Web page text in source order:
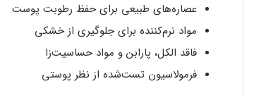
عصاره‌های طبیعی برای حفظ رطوبت پوست
مواد نرم‌کننده برای جلوگیری از خشکی
فاقد الکل، پارابن و مواد حساسیت‌زا
فرمولاسیون تست‌شده از نظر پوستی